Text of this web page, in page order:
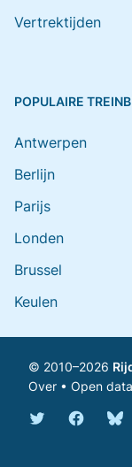
Vertrektijden
POPULAIRE
Antwerpen
Berlijn
Parijs
Londen
Brussel
Keulen
© 2010–2026
Over • Open data